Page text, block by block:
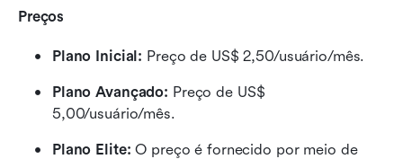
Preços
Plano Inicial: Preço de US$ 2,50/usuário/mês.
Plano Avançado: Preço de US$
5,00/usuário/mês.
Plano Elite: O preço é fornecido por meio de